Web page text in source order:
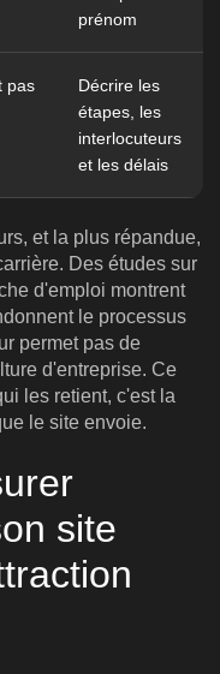
prénom
pas
Décrire les
étapes, les
interlocuteurs
et les délais
et la plus répandue,
Des études sur
d'emploi montrent
le processus
permet pas de
d'entreprise. Ce
les retient, c'est la
le site envoie.
site